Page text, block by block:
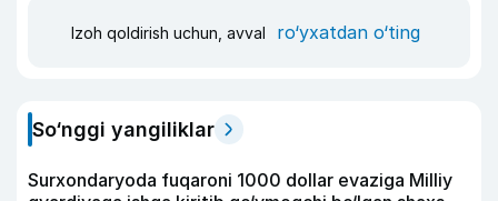
Izoh qoldirish uchun, avval ro‘yxatdan o‘ting
So‘nggi yangiliklar
Surxondaryoda fuqaroni 1000 dollar evaziga Milliy